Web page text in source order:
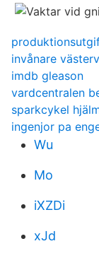
invånare
imdb gleason
vardcentralen
sparkcykel
ingenjor pa
Wu
Mo
iXZDi
xJd